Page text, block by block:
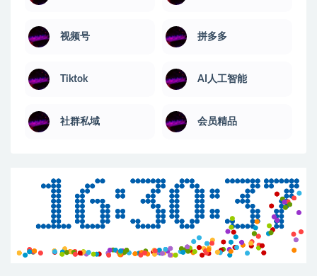
视频号 拼多多
Tiktok AI人工智能
社群私域 会员精品